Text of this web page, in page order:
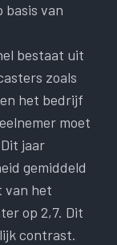
basis van
bestaat uit
zoals
het bedrijf
moet
jaar
gemiddeld
van het
op 2,7. Dit
contrast.